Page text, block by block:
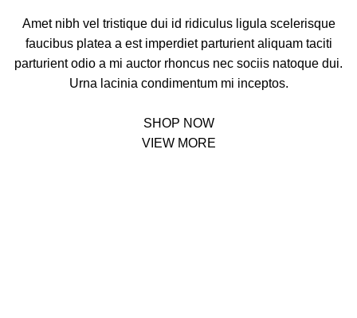
Amet nibh vel tristique dui id ridiculus ligula scelerisque
faucibus platea a est imperdiet parturient aliquam taciti
parturient odio a mi auctor rhoncus nec sociis natoque dui.
Urna lacinia condimentum mi inceptos.
SHOP NOW
VIEW MORE